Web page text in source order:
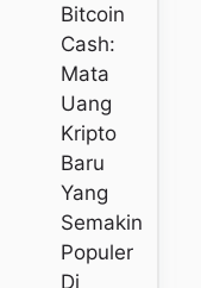
Bitcoin
Cash:
Mata
Uang
Kripto
Baru
Yang
Semakin
Populer
Di